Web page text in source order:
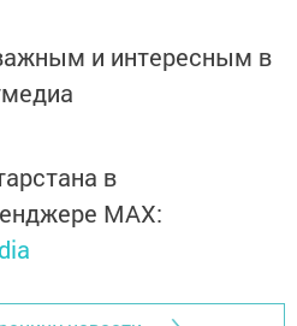
и интересным в
в
MАХ: